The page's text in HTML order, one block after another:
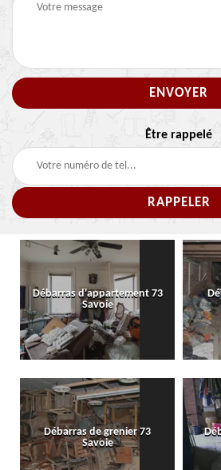
Être rappelé
Débarras d'appartement 73
Savoie
Débarras de grenier 73
Savoie